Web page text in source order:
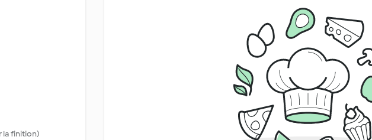
la finition)